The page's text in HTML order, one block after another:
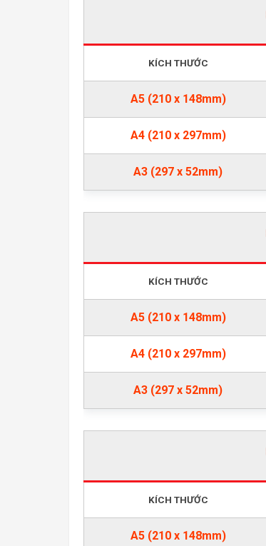
KÍCH THƯỚC
A5 (210 x 148mm)
A4 (210 x 297mm)
A3 (297 x 52mm)
KÍCH THƯỚC
A5 (210 x 148mm)
A4 (210 x 297mm)
A3 (297 x 52mm)
KÍCH THƯỚC
A5 (210 x 148mm)